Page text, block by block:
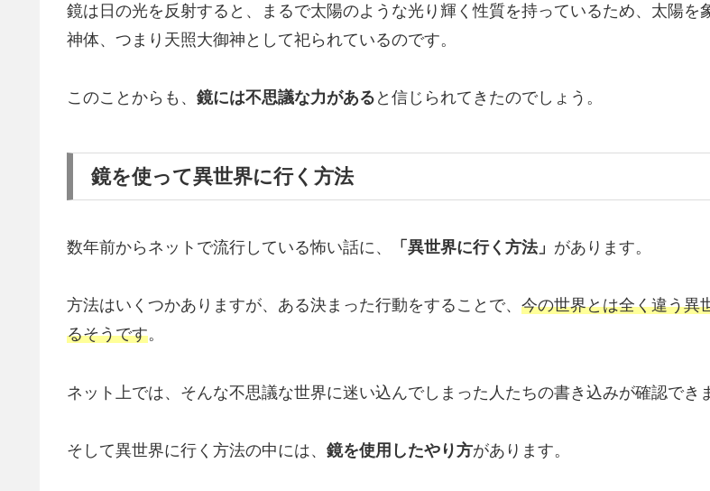
鏡は日の光を反射すると、まるで太陽のような光り輝く性質を持っているため、太陽を
神体、つまり天照大御神として祀られているのです。
このことからも、 鏡には不思議な力がある と信じられてきたのでしょう。
鏡を使って異世界に行く方法
数年前からネットで流行している怖い話に、 「異世界に行く方法」 があります。
方法はいくつかありますが、ある決まった行動をすることで、 今の世界とは全く違う異
るそうです。
ネット上では、そんな不思議な世界に迷い込んでしまった人たちの書き込みが確認でき
そして異世界に行く方法の中には、 鏡を使用したやり方があります。